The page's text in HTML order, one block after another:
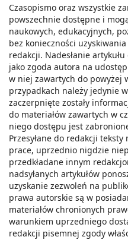
Czasopismo oraz wszystkie
powszechnie dostępne i
naukowych, edukacyjnych,
bez konieczności
redakcji. Nadesłanie
jako zgoda autora na
w niej zawartych do powyżej
przypadkach należy jedynie
zaczerpnięte zostały
do materiałów zawartych w
niego dostępu jest
Przesyłane do redakcji
prace, uprzednio nigdzie
przedkładane innym
nadsyłanych artykułów
uzyskanie zezwoleń na
prawa autorskie są w
materiałów chronionych
warunkiem uprzedniego
redakcji pisemnej zgody